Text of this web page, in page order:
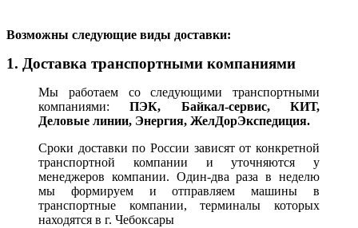
Возможны следующие виды доставки:
1. Доставка транспортными компаниями
Мы работаем со следующими транспортными
компаниями:ПЭК, Байкал-сервис, КИТ,
Деловые линии, Энергия, ЖелДорЭкспедиция.
Сроки доставки по России зависят от конкретной
транспортной компании и уточняются у
менеджеров компании. Один-два раза в неделю
мы формируем и отправляем машины в
транспортные компании, терминалы которых
находятся в г. Чебоксары